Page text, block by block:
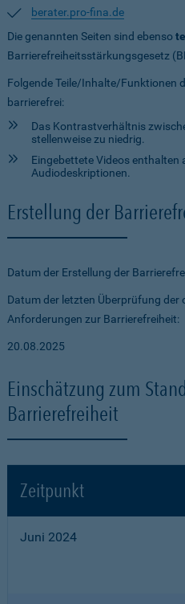
berater.pro-fina.de
Die genannten Seiten sind ebenso
Barrierefreiheitsstärkungsgesetz
Folgende Teile/Inhalte/Funktionen
barrierefrei:
Das Kontrastverhältnis
stellenweise zu niedrig.
Eingebettete Videos enthalten
Audiodeskriptionen.
Erstellung der
Datum der Erstellung der
Datum der letzten Überprüfung
Anforderungen zur Barrierefreiheit:
20.08.2025
Einschätzung zum
Barrierefreiheit
Zeitpunkt
Juni 2024